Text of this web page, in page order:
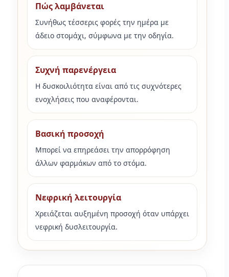
Πώς λαμβάνεται
Συνήθως τέσσερις φορές την ημέρα με
άδειο στομάχι, σύμφωνα με την οδηγία.
Συχνή παρενέργεια
Η δυσκοιλιότητα είναι από τις συχνότερες
ενοχλήσεις που αναφέρονται.
Βασική προσοχή
Μπορεί να επηρεάσει την απορρόφηση
άλλων φαρμάκων από το στόμα.
Νεφρική λειτουργία
Χρειάζεται αυξημένη προσοχή όταν υπάρχει
νεφρική δυσλειτουργία.